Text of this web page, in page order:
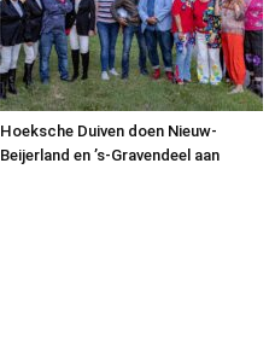
Hoeksche Duiven doen Nieuw-
Beijerland en ’s-Gravendeel aan